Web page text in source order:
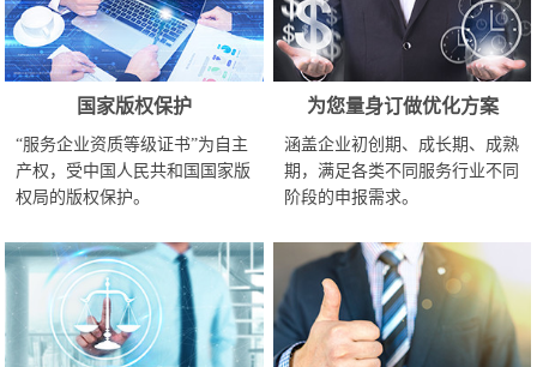
国家版权保护
“服务企业资质等级证书”为自主
产权，受中国人民共和国国家版
权局的版权保护。
为您量身订做优化方案
涵盖企业初创期、成长期、成熟
期，满足各类不同服务行业不同
阶段的申报需求。